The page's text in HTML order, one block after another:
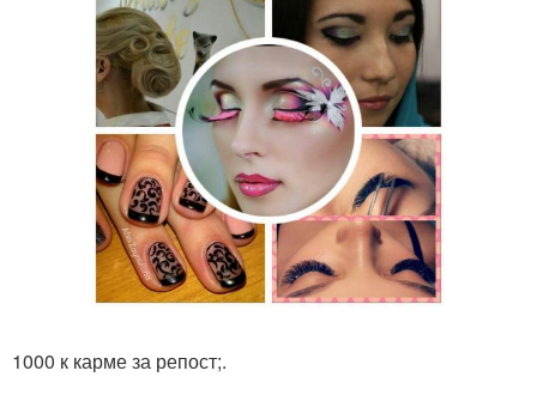
1000 к карме за репост;.